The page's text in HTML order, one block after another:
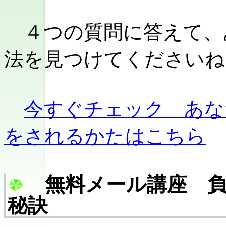
４つの質問に答えて
法を見つけてください
今すぐチェック あな
をされるかたはこちら
無料メール講座 負
秘訣